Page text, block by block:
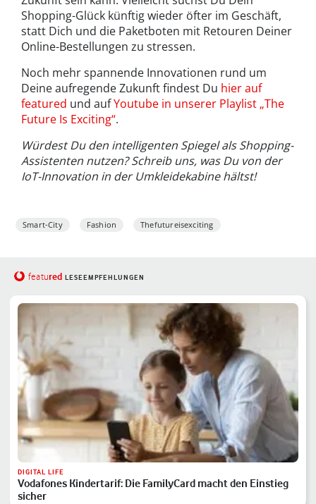
Shopping-Glück künftig wieder öfter im Geschäft,
statt Dich und die Paketboten mit Retouren Deiner
Online-Bestellungen zu stressen.
Noch mehr spannende Innovationen rund um
Deine aufregende Zukunft findest Du hier auf
featured und aufYoutube in unserer Playlist „The
Future Is Exciting“.
Würdest Du den intelligenten Spiegel als Shopping-
Assistenten nutzen? Schreib uns, was Du von der
IoT-Innovation in der Umkleidekabine hältst!
Smart-City Fashion Thefutureisexciting
featured LESEEMPFEHLUNGEN
DIGITAL LIFE
Vodafones Kindertarif: Die FamilyCard macht den Einstieg
sicher